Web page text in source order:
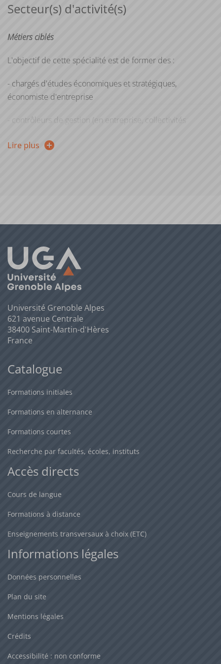
validation des acquis personnels et professionnels
Direction de la formation continue et de l’apprentissage
Secteur(s) d'activité(s)
Métiers ciblés
L'objectif de cette spécialité est de former des :
- chargés d'études économiques et stratégiques,
économiste d'entreprise
- contrôleurs de gestion (en entreprise, collectivités
- chargés de mission développement durable
- chargés de projets RSE (Responsabilité sociale de
Destinés à travailler dans des :
- bureaux d'études, et cabinets de consultant,
- banques et services financiers
- entreprises industrielles ou de services
- SSII
d'études ou de recherche),
- organismes semi -publics (CCI, chambre des métiers,
Lire plus
Université Grenoble Alpes
621 avenue Centrale
38400 Saint-Martin-d'Hères
France
Catalogue
Formations initiales
Formations en alternance
Formations courtes
Recherche par facultés, écoles, instituts
Accès directs
Cours de langue
Formations à distance
Enseignements transversaux à choix (ETC)
Informations légales
Données personnelles
Plan du site
Mentions légales
Crédits
Accessibilité : non conforme